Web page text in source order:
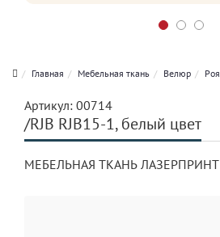
Главная Мебельная ткань Велюр
Артикул: 00714
/RJB RJB15-1, белый цвет
МЕБЕЛЬНАЯ ТКАНЬ ЛАЗЕРПРИНТ